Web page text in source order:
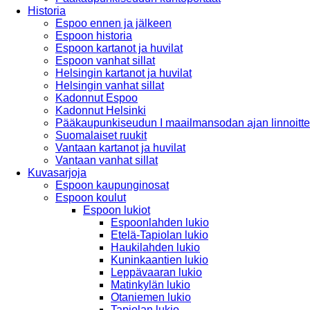
Historia
Espoo ennen ja jälkeen
Espoon historia
Espoon kartanot ja huvilat
Espoon vanhat sillat
Helsingin kartanot ja huvilat
Helsingin vanhat sillat
Kadonnut Espoo
Kadonnut Helsinki
Pääkaupunkiseudun I maailmansodan ajan
Suomalaiset ruukit
Vantaan kartanot ja huvilat
Vantaan vanhat sillat
Kuvasarjoja
Espoon kaupunginosat
Espoon koulut
Espoon lukiot
Espoonlahden lukio
Etelä-Tapiolan lukio
Haukilahden lukio
Kuninkaantien lukio
Leppävaaran lukio
Matinkylän lukio
Otaniemen lukio